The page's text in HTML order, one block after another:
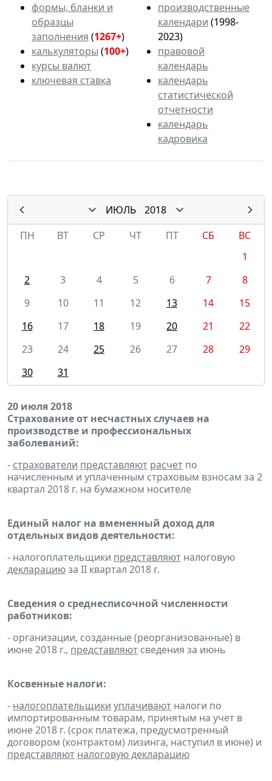
формы, бланки и
образцы
заполнения (1267+)
калькуляторы (100+)
курсы валют
ключевая ставка
производственные
календари (1998-
2023)
правовой
календарь
календарь
статистической
отчетности
календарь
кадровика
ИЮЛЬ
2018
ПН
ВТ СР ЧТ ПТ СБ
ВС
1
2
3 4 5 6 7
8
9
10 11 12 13 14
15
16
17 18 19 20 21
22
23
24 25 26 27 28
29
30
31
20 июля 2018
Страхование от несчастных случаев на
производстве и профессиональных
заболеваний:
- страхователи представляют расчет по
начисленным и уплаченным страховым взносам за 2
квартал 2018 г. на бумажном носителе
Единый налог на вмененный доход для
отдельных видов деятельности:
- налогоплательщики представляют налоговую
декларациюза II квартал 2018 г.
Сведения о среднесписочной численности
работников:
- организации, созданные (реорганизованные) в
июне 2018 г., представляют сведения за июнь
Косвенные налоги:
- налогоплательщики уплачивают налоги по
импортированным товарам, принятым на учет в
июне 2018 г. (срок платежа, предусмотренный
договором (контрактом) лизинга, наступил в июне) и
представляют налоговую декларацию